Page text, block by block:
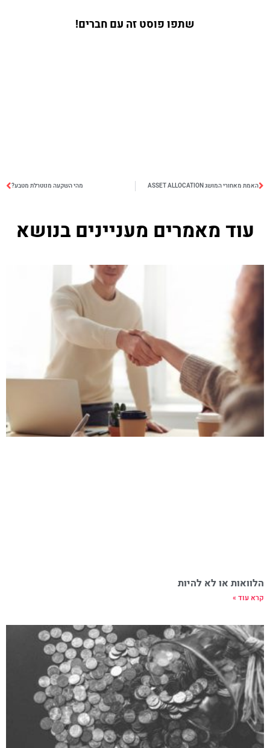
שתפו פוסט זה עם חברים!
האמת מאחורי המושג ASSET ALLOCATION מהי השקעה מנוטרלת מטבע?
עוד מאמרים מעניינים בנושא
הלוואות או לא להיות
קרא עוד »